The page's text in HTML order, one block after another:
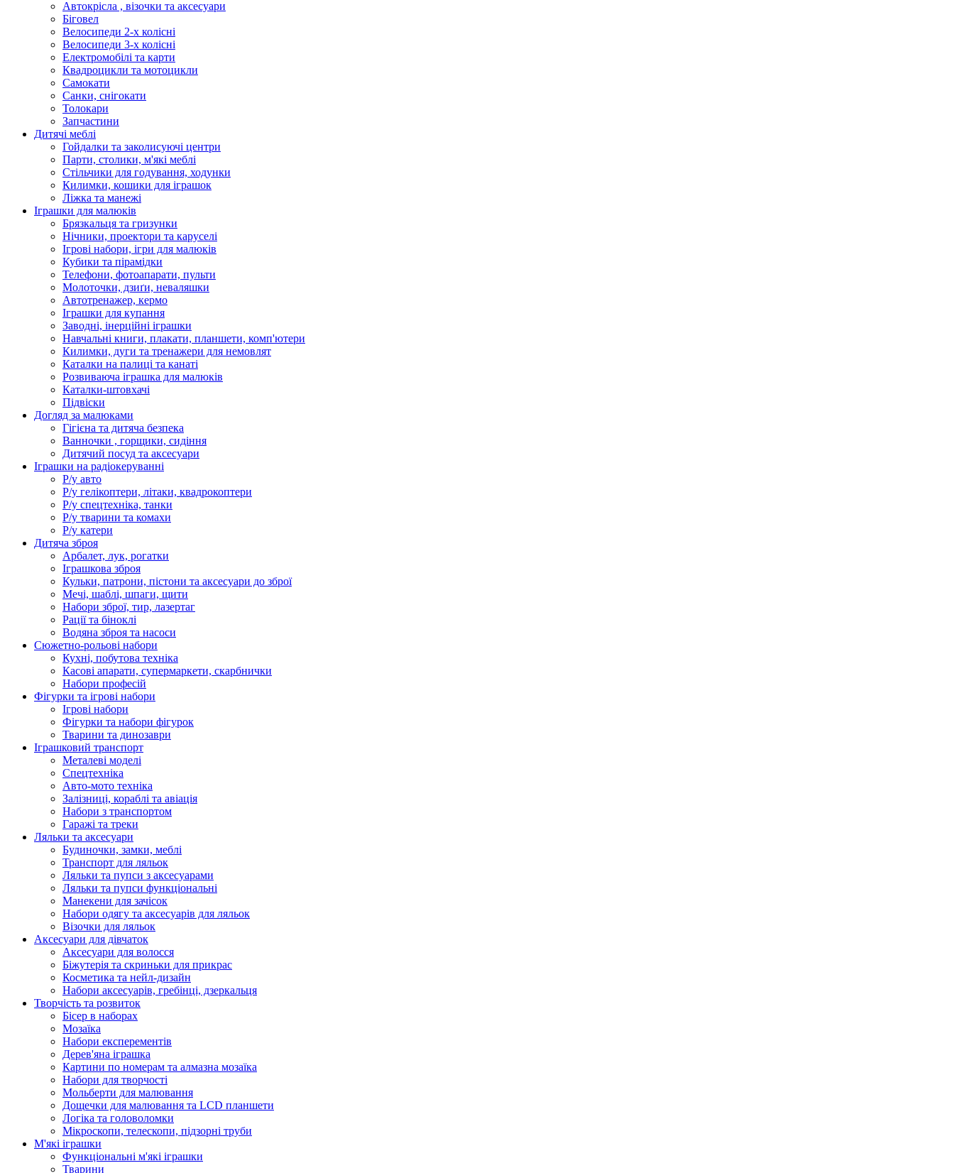
Автокрісла , візочки та аксесуари
Біговел
Велосипеди 2-х колісні
Велосипеди 3-х колісні
Електромобілі та карти
Квадроцикли та мотоцикли
Самокати
Санки, снігокати
Толокари
Запчастини
Дитячі меблі
Гойдалки та заколисуючі центри
Парти, столики, м'які меблі
Стільчики для годування, ходунки
Килимки, кошики для іграшок
Ліжка та манежі
Іграшки для малюків
Брязкальця та гризунки
Нічники, проектори та каруселі
Ігрові набори, ігри для малюків
Кубики та пірамідки
Телефони, фотоапарати, пульти
Молоточки, дзиґи, неваляшки
Автотренажер, кермо
Іграшки для купання
Заводні, інерційні іграшки
Навчальні книги, плакати, планшети, комп'ютери
Килимки, дуги та тренажери для немовлят
Каталки на палиці та канаті
Розвиваюча іграшка для малюків
Каталки-штовхачі
Підвіски
Догляд за малюками
Гігієна та дитяча безпека
Ванночки , горщики, сидіння
Дитячий посуд та аксесуари
Іграшки на радіокеруванні
Р/у авто
Р/у гелікоптери, літаки, квадрокоптери
Р/у спецтехніка, танки
Р/у тварини та комахи
Р/у катери
Дитяча зброя
Арбалет, лук, рогатки
Іграшкова зброя
Кульки, патрони, пістони та аксесуари до зброї
Мечі, шаблі, шпаги, щити
Набори зброї, тир, лазертаг
Рації та біноклі
Водяна зброя та насоси
Сюжетно-рольові набори
Кухні, побутова техніка
Касові апарати, супермаркети, скарбнички
Набори професій
Фігурки та ігрові набори
Ігрові набори
Фігурки та набори фігурок
Тварини та динозаври
Іграшковий транспорт
Металеві моделі
Спецтехніка
Авто-мото техніка
Залізниці, кораблі та авіація
Набори з транспортом
Гаражі та треки
Ляльки та аксесуари
Будиночки, замки, меблі
Транспорт для ляльок
Ляльки та пупси з аксесуарами
Ляльки та пупси функціональні
Манекени для зачісок
Набори одягу та аксесуарів для ляльок
Візочки для ляльок
Аксесуари для дівчаток
Аксесуари для волосся
Біжутерія та скриньки для прикрас
Косметика та нейл-дизайн
Набори аксесуарів, гребінці, дзеркальця
Творчість та розвиток
Бісер в наборах
Мозаїка
Набори експерементів
Дерев'яна іграшка
Картини по номерам та алмазна мозаїка
Набори для творчості
Мольберти для малювання
Дощечки для малювання та LCD планшети
Логіка та головоломки
Мікроскопи, телескопи, підзорні труби
М'які іграшки
Функціональні м'які іграшки
Тварини